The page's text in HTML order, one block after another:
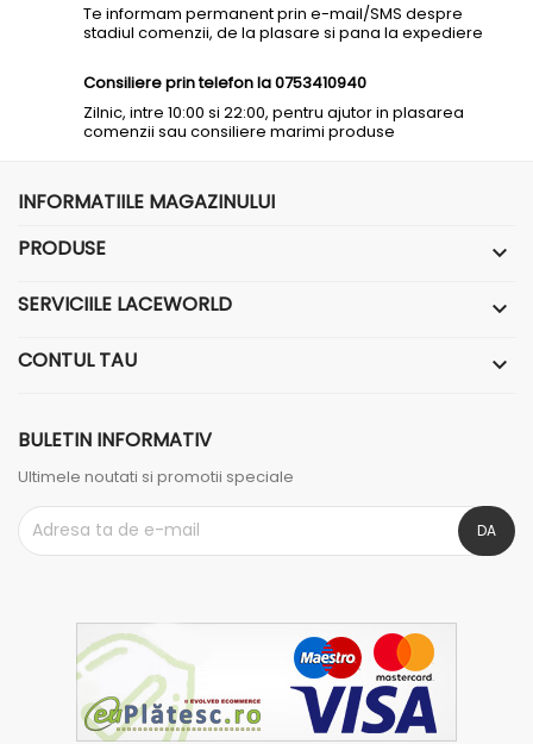
Te informam permanent prin e-mail/SMS despre
stadiul comenzii, de la plasare si pana la expediere
Consiliere prin telefon la 0753410940
Zilnic, intre 10:00 si 22:00, pentru ajutor in plasarea
comenzii sau consiliere marimi produse
INFORMATIILE MAGAZINULUI
PRODUSE

SERVICIILE LACEWORLD 
CONTUL TAU 
BULETIN INFORMATIV
Ultimele noutati si promotii speciale